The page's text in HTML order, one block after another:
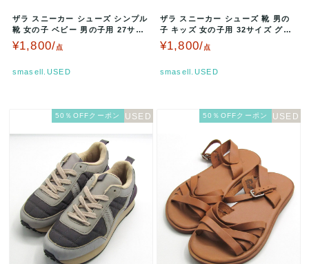
ザラ スニーカー シューズ シンプル
靴 女の子 ベビー 男の子用 27サイ
ズ グレー ZARA 【…
¥1,800/点
smasell.USED
ザラ スニーカー シューズ 靴 男の
子 キッズ 女の子用 32サイズ グリ
ーン/パープル ZARA …
¥1,800/点
smasell.USED
50％OFFクーポン 50％OFFクーポン